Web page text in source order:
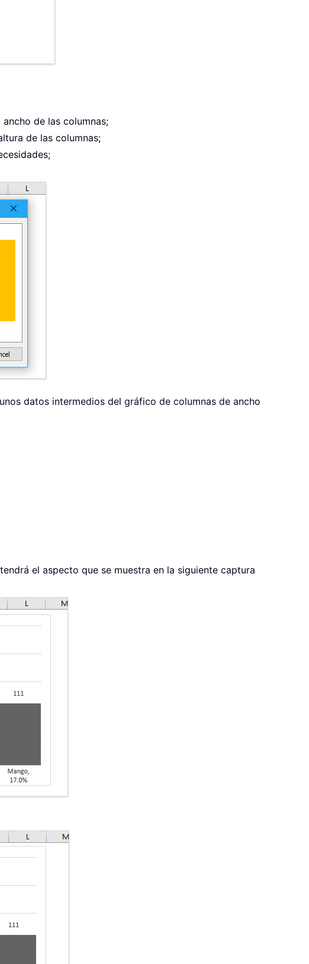
de las columnas;
de las columnas;
datos intermedios del gráfico de columnas de ancho
el aspecto que se muestra en la siguiente captura